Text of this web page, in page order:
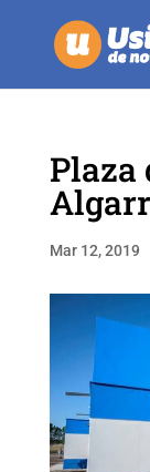
Plaza
Mar 12, 2019